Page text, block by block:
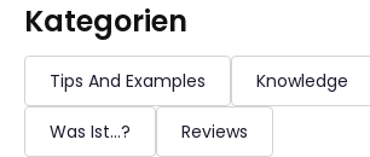
Kategorien
Tips And Examples Knowledge
Was Ist...? Reviews